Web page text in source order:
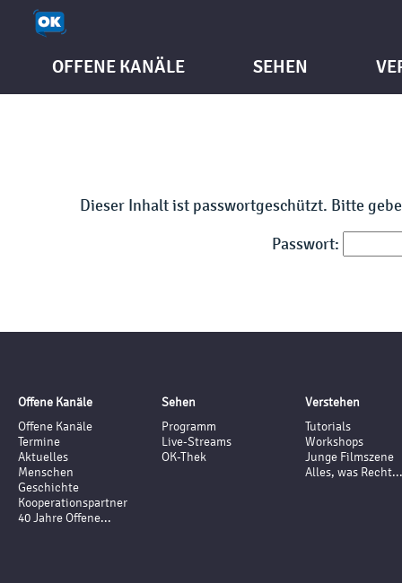
OFFENE KANÄLE SEHEN
Dieser Inhalt ist passwortgeschützt. Bitte
Passwort:
Offene Kanäle
Offene Kanäle
Termine
Aktuelles
Menschen
Geschichte
Kooperationspartner
40 Jahre Offene...
Sehen
Programm
Live-Streams
OK-Thek
Verstehen
Tutorials
Workshops
Junge Filmszene
Alles, was Recht...